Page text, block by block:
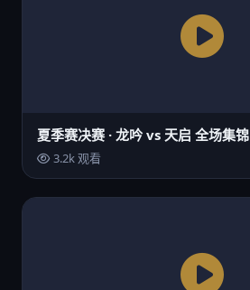
夏季赛决赛 · 龙吟 vs 天启 全场集锦
3.2k 观看